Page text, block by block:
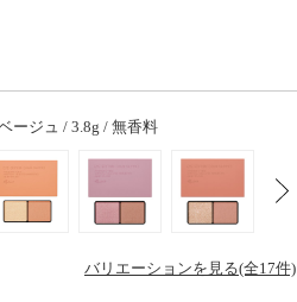
ージュ / 3.8g / 無香料
バリエーションを見る(全17件)